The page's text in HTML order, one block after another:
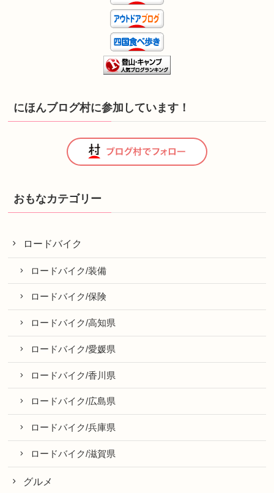
にほんブログ村に参加しています！
おもなカテゴリー
ロードバイク
ロードバイク/装備
ロードバイク/保険
ロードバイク/高知県
ロードバイク/愛媛県
ロードバイク/香川県
ロードバイク/広島県
ロードバイク/兵庫県
ロードバイク/滋賀県
グルメ